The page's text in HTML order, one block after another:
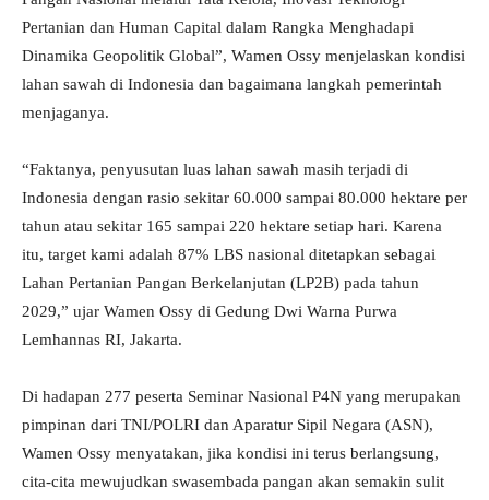
Pertanian dan Human Capital dalam Rangka Menghadapi
Dinamika Geopolitik Global”, Wamen Ossy menjelaskan kondisi
lahan sawah di Indonesia dan bagaimana langkah pemerintah
menjaganya.
“Faktanya, penyusutan luas lahan sawah masih terjadi di
Indonesia dengan rasio sekitar 60.000 sampai 80.000 hektare per
tahun atau sekitar 165 sampai 220 hektare setiap hari. Karena
itu, target kami adalah 87% LBS nasional ditetapkan sebagai
Lahan Pertanian Pangan Berkelanjutan (LP2B) pada tahun
2029,” ujar Wamen Ossy di Gedung Dwi Warna Purwa
Lemhannas RI, Jakarta.
Di hadapan 277 peserta Seminar Nasional P4N yang merupakan
pimpinan dari TNI/POLRI dan Aparatur Sipil Negara (ASN),
Wamen Ossy menyatakan, jika kondisi ini terus berlangsung,
cita-cita mewujudkan swasembada pangan akan semakin sulit